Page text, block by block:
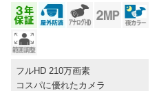
フルHD 210万画素
コスパに優れたカメラ